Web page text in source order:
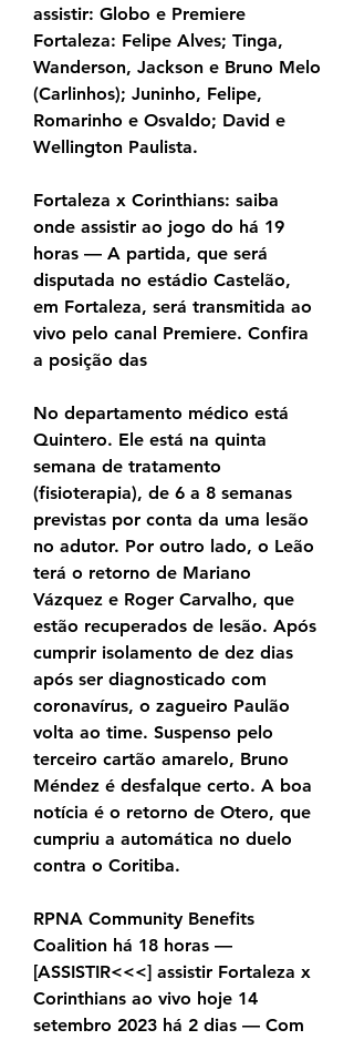
assistir: Globo e Premiere
Fortaleza: Felipe Alves; Tinga,
Wanderson, Jackson e Bruno Melo
(Carlinhos); Juninho, Felipe,
Romarinho e Osvaldo; David e
Wellington Paulista.
Fortaleza x Corinthians: saiba
onde assistir ao jogo do há 19
horas — A partida, que será
disputada no estádio Castelão,
em Fortaleza, será transmitida ao
vivo pelo canal Premiere. Confira
a posição das
No departamento médico está
Quintero. Ele está na quinta
semana de tratamento
(fisioterapia), de 6 a 8 semanas
previstas por conta da uma lesão
no adutor. Por outro lado, o Leão
terá o retorno de Mariano
Vázquez e Roger Carvalho, que
estão recuperados de lesão. Após
cumprir isolamento de dez dias
após ser diagnosticado com
coronavírus, o zagueiro Paulão
volta ao time. Suspenso pelo
terceiro cartão amarelo, Bruno
Méndez é desfalque certo. A boa
notícia é o retorno de Otero, que
cumpriu a automática no duelo
contra o Coritiba.
RPNA Community Benefits
Coalition há 18 horas —
[ASSISTIR<<<] assistir Fortaleza x
Corinthians ao vivo hoje 14
setembro 2023 há 2 dias — Com